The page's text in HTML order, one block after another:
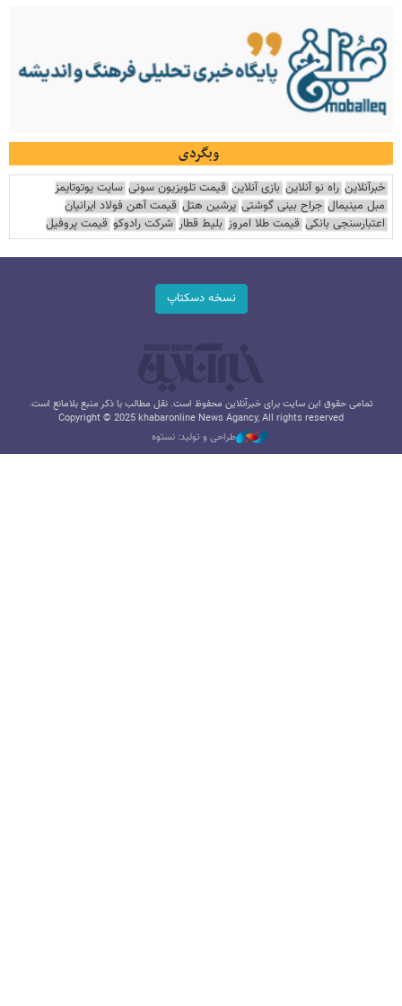
وبگردی
خبرآنلاین راه نو آنلاین بازی آنلاین قیمت تلویزیون سونی سایت یوتوتایمز
مبل مینیمال جراح بینی گوشتی پرشین هتل قیمت آهن فولاد ایرانیان
اعتبارسنجی بانکی قیمت طلا امروز بلیط قطار شرکت رادوکو قیمت پروفیل
نسخه دسکتاپ
تمامی حقوق این سایت برای خبرآنلاین محفوظ است. نقل مطالب با ذکر منبع بلامانع است.
Copyright © 2025 khabaronline News Agancy, All rights reserved
طراحی و تولید: نستوه